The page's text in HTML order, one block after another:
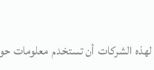
الشركات أن تستخدم معلومات